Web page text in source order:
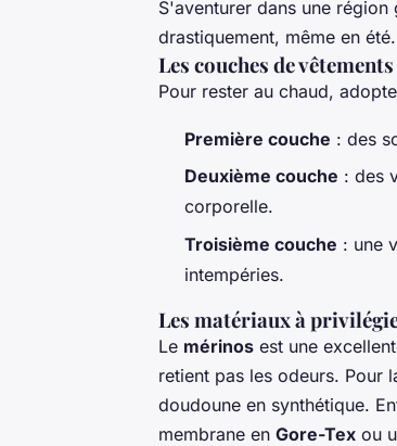
S'aventurer dans une
drastiquement, même en
Les couches de
Pour rester au chaud,
Première couche : des
Deuxième couche : des
corporelle.
Troisième couche : une
intempéries.
Les matériaux à
Le mérinos est une
retient pas les odeurs. Pour
doudoune en synthétique.
membrane en Gore-Tex ou